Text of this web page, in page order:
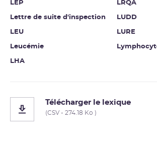
LEP
Lettre de suite d'inspection
LEU
Leucémie
LHA
LRQA
LUDD
LURE
Télécharger le lexique
(CSV - 274.18 Ko )